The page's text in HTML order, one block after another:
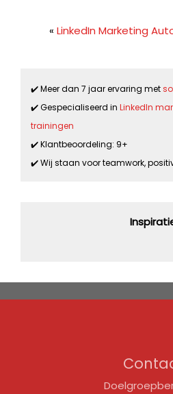
« LinkedIn Marketing
✔️ Meer dan 7 jaar ervaring met
✔️ Gespecialiseerd in LinkedIn
trainingen
✔️ Klantbeoordeling: 9+
✔️ Wij staan voor teamwork,